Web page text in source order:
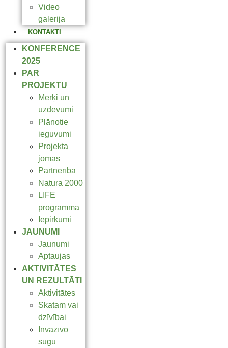
Video
galerija
KONTAKTI
KONFERENCE
2025
PAR
PROJEKTU
Mērķi un
uzdevumi
Plānotie
ieguvumi
Projekta
jomas
Partnerība
Natura 2000
LIFE
programma
Iepirkumi
JAUNUMI
Jaunumi
Aptaujas
AKTIVITĀTES
UN REZULTĀTI
Aktivitātes
Skatam vai
dzīvībai
Invazīvo
sugu